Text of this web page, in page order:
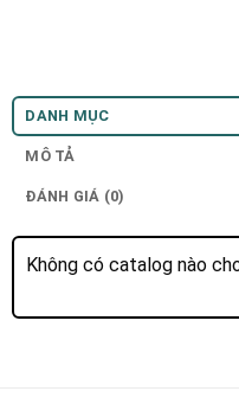
DANH MỤC
MÔ TẢ
ĐÁNH GIÁ (0)
Không có catalog nào